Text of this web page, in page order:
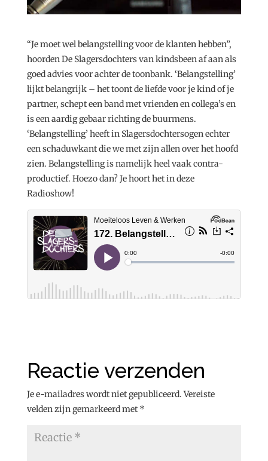
“Je moet wel belangstelling voor de klanten hebben”,
hoorden De Slagersdochters van kindsbeen af aan als
goed advies voor achter de toonbank. ‘Belangstelling’
lijkt belangrijk – het toont de liefde voor je kind of je
partner, schept een band met vrienden en collega’s en
is een aardig gebaar richting de buurmens.
‘Belangstelling’ heeft in Slagersdochtersogen echter
een schaduwkant die we met zijn allen over het hoofd
zien. Belangstelling is namelijk heel vaak contra-
productief. Hoezo dan? Je hoort het in deze
Radioshow!
Reactie verzenden
Je e-mailadres wordt niet gepubliceerd. Vereiste
velden zijn gemarkeerd met *